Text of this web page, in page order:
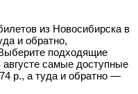
из Новосибирска в
и обратно,
подходящие
самые доступные
р., а туда и обратно —